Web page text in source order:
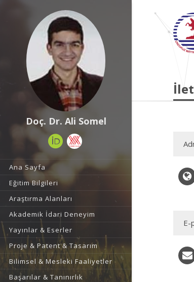
Doç. Dr. Ali Somel
Ana Sayfa
Eğitim Bilgileri
Araştırma Alanları
Akademik İdari Deneyim
Yayınlar & Eserler
Proje & Patent & Tasarım
Bilimsel & Mesleki Faaliyetler
Başarılar & Tanınırlık
E-